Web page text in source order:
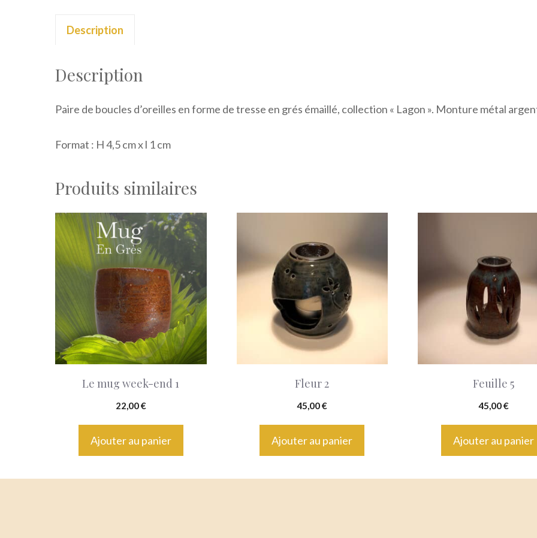
Description
Description
Paire de boucles d’oreilles en forme de tresse en grés émaillé, collection « Lagon ». Monture métal
Format : H 4,5 cm x l 1 cm
Produits similaires
Le mug week-end 1
22,00€
Ajouter au panier
Fleur 2
45,00€
Ajouter au panier
Feuille 5
45,00€
Ajouter au panier